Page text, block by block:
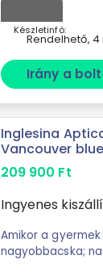
Készletinfó:
Rendelhető, 4
Irány a bolt
Inglesina
Vancouver blue
209 900 Ft
Ingyenes
Amikor a
nagyobbacska;